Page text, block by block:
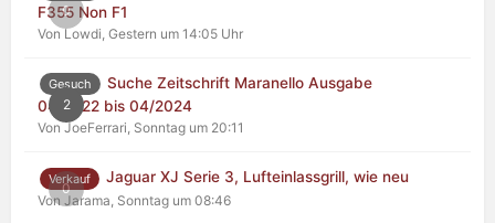
0
F355 Non F1
Von Lowdi, Gestern um 14:05 Uhr
2
Gesuch
Suche Zeitschrift Maranello Ausgabe
04/2022 bis 04/2024
Von JoeFerrari, Sonntag um 20:11
0
Verkauf Jaguar XJ Serie 3, Lufteinlassgrill, wie neu
Von Jarama, Sonntag um 08:46